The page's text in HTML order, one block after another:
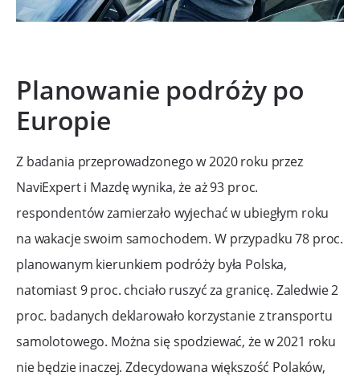
Planowanie podróży po
Europie
Z badania przeprowadzonego w 2020 roku przez
NaviExpert i Mazdę wynika, że aż 93 proc.
respondentów zamierzało wyjechać w ubiegłym roku
na wakacje swoim samochodem. W przypadku 78 proc.
planowanym kierunkiem podróży była Polska,
natomiast 9 proc. chciało ruszyć za granicę. Zaledwie 2
proc. badanych deklarowało korzystanie z transportu
samolotowego. Można się spodziewać, że w 2021 roku
nie będzie inaczej. Zdecydowana większość Polaków,